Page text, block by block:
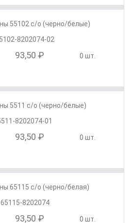
55102 с/о (черно/белые)
8202074-02
93,50 ₽ 0 шт.
5511 с/о (черно/белые)
8202074-01
93,50 ₽ 0 шт.
65115 с/о (черно/белая)
65115-8202074
93,50 ₽ 0 шт.